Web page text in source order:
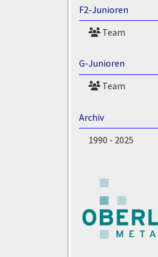
F2-Junioren
Team
G-Junioren
Team
Archiv
1990 - 2025